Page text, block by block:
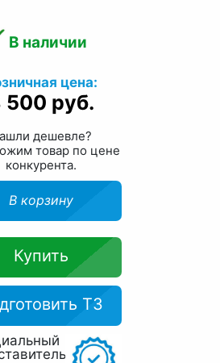
В наличии
цена:
500 руб.
дешевле?
товар по цене
конкурента.
В корзину
Купить
ТЗ